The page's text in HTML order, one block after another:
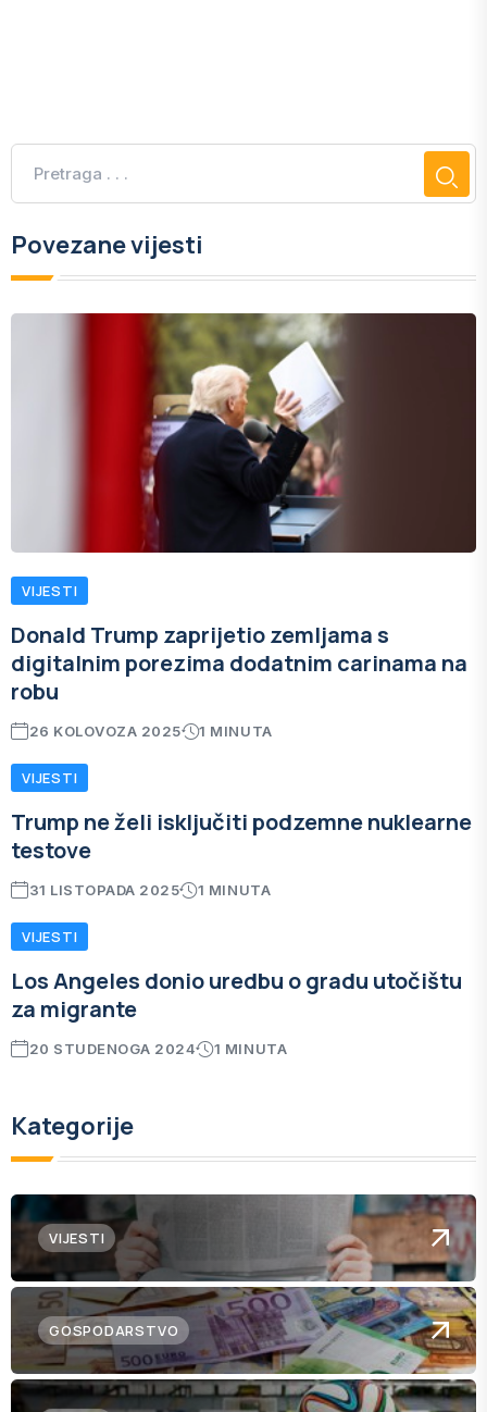
Povezane vijesti
VIJESTI
Donald Trump zaprijetio zemljama s
digitalnim porezima dodatnim carinama na
robu
26 KOLOVOZA 2025 1 MINUTA
VIJESTI
Trump ne želi isključiti podzemne nuklearne
testove
31 LISTOPADA 2025 1 MINUTA
VIJESTI
Los Angeles donio uredbu o gradu utočištu
za migrante
20 STUDENOGA 2024 1 MINUTA
Kategorije
VIJESTI
GOSPODARSTVO